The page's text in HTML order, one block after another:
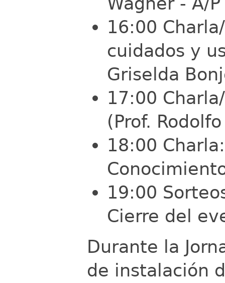
16:00
cuidados y
Griselda
17:00
(Prof.
18:00
19:00
Cierre del
Durante la
de instalación